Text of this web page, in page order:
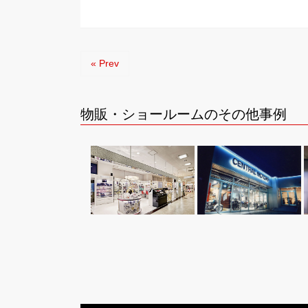
« Prev
物販・ショールームのその他事例